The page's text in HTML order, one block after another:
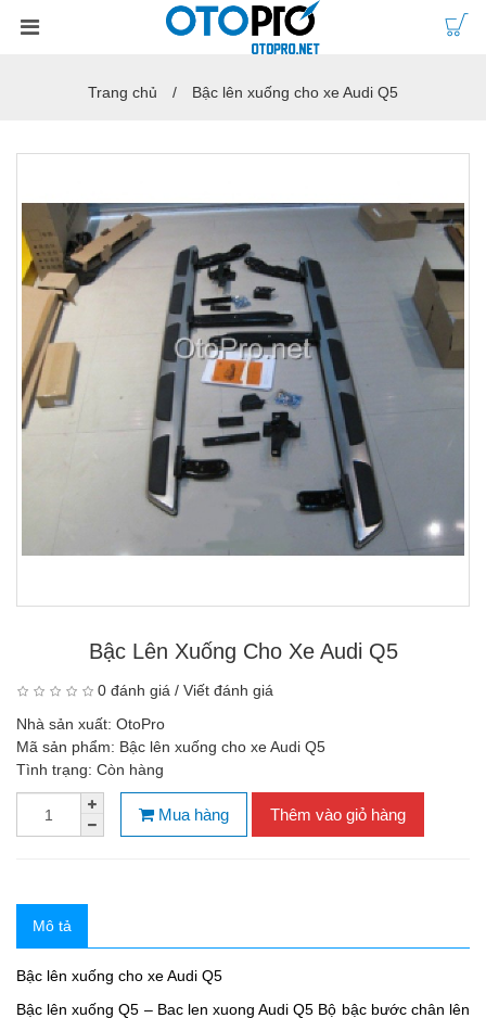
Trang chủ Bậc lên xuống cho xe Audi Q5
Bậc Lên Xuống Cho Xe Audi Q5
0 đánh giá / Viết đánh giá
Nhà sản xuất: OtoPro
Mã sản phẩm: Bậc lên xuống cho xe Audi Q5
Tình trạng: Còn hàng
Mua hàng Thêm vào giỏ hàng
Mô tả
Bậc lên xuống cho xe Audi Q5
Bậc lên xuống Q5 – Bac len xuong Audi Q5 Bộ bậc bước chân lên